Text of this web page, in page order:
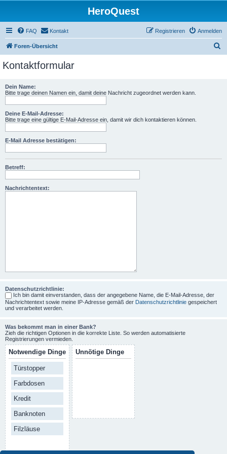
HeroQuest
FAQ Kontakt Anmelden
Registrieren
Foren-Übersicht
Kontaktformular
Dein Name:
Bitte trage deinen Namen ein, damit deine Nachricht zugeordnet werden kann.
Deine E-Mail-Adresse:
Bitte trage eine gültige E-Mail-Adresse ein, damit wir dich kontaktieren können.
E-Mail Adresse bestätigen:
Betreff:
Nachrichtentext:
Datenschutzrichtlinie:
Ich bin damit einverstanden, dass der angegebene Name, die E-Mail-Adresse, der
Nachrichtentext sowie meine IP-Adresse gemäß der Datenschutzrichtlinie gespeichert
und verarbeitet werden.
Was bekommt man in einer Bank?
Zieh die richtigen Optionen in die korrekte Liste. So werden automatisierte
Registrierungen vermieden.
Notwendige Dinge
Türstopper
Farbdosen
Kredit
Banknoten
Filzläuse
Unnötige Dinge